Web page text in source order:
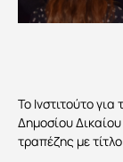
Εκδηλώσεις
Το Ινστιτούτο
Δημοσίου
τραπέζης με